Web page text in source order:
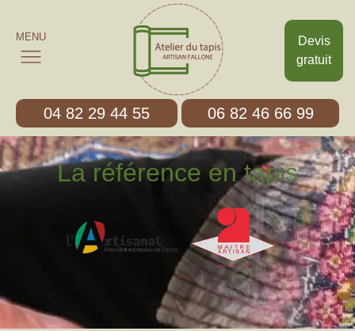
Devis
gratuit
MENU
04 82 29 44 55 06 82 46 66 99
La référence en tapis